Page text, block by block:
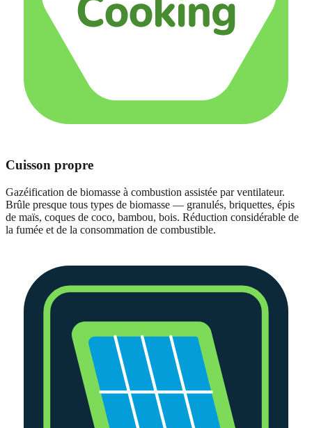
Cuisson propre
Gazéification de biomasse à combustion assistée par ventilateur.
Brûle presque tous types de biomasse — granulés, briquettes, épis
de maïs, coques de coco, bambou, bois. Réduction considérable de
la fumée et de la consommation de combustible.